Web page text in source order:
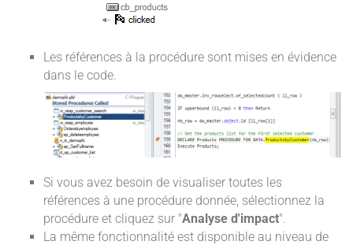
Les références à la procédure sont mises en évidence
dans le code.
Si vous avez besoin de visualiser toutes les
références à une procédure donnée, sélectionnez la
procédure et cliquez sur "Analyse d'impact".
La même fonctionnalité est disponible au niveau de